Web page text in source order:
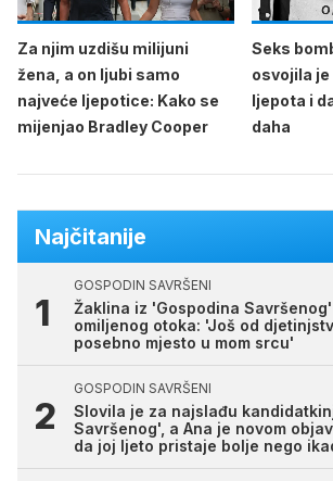
Za njim uzdišu milijuni
žena, a on ljubi samo
najveće ljepotice: Kako se
mijenjao Bradley Cooper
Seks
osvojila
ljepota i
daha
Najčitanije
GOSPODIN SAVRŠENI
Žaklina iz 'Gospodina
omiljenog otoka: 'Još od
posebno mjesto u mom srcu'
GOSPODIN SAVRŠENI
Slovila je za najslađu
Savršenog', a Ana je novom
da joj ljeto pristaje bolje nego